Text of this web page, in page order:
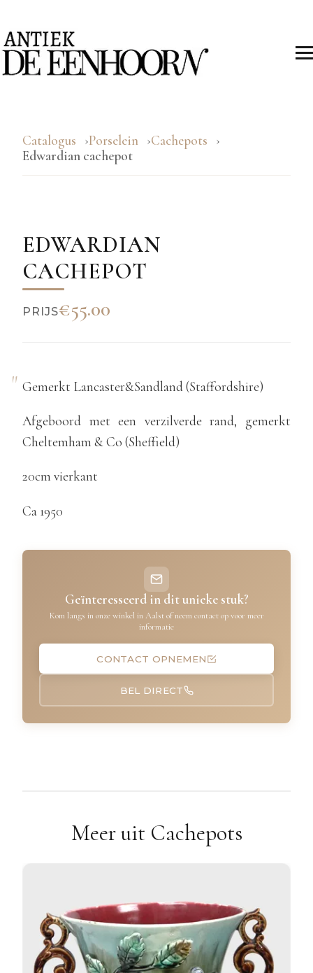
Catalogus Porselein
Cachepots
Edwardian cachepot
EDWARDIAN
CACHEPOT
PRIJS€55.00
Gemerkt Lancaster&Sandland (Staffordshire)
Afgeboord met een verzilverde rand, gemerkt
Cheltemham & Co (Sheffield)
20cm vierkant
Ca 1950
Geïnteresseerd in dit unieke stuk?
Kom langs in onze winkel in Aalst of neem contact op voor meer
informatie
CONTACT OPNEMEN
BEL DIRECT
Meer uit Cachepots